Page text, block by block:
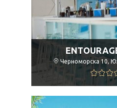
Черноморска 10,